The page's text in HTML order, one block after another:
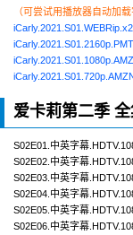
（可尝试用播放器自动加
爱卡莉第二季
S02E01.中英字幕
S02E02.中英字幕
S02E03.中英字幕
S02E04.中英字幕
S02E05.中英字幕
S02E06.中英字幕